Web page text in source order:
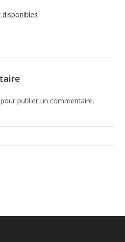
pour publier un commentaire.